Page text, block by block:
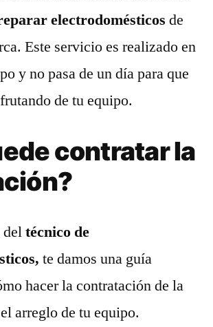
electrodomésticos de
Este servicio es realizado en
y no pasa de un día para que
de tu equipo.
contratar la
deltécnico de
te damos una guía
hacer la contratación de la
arreglo de tu equipo.